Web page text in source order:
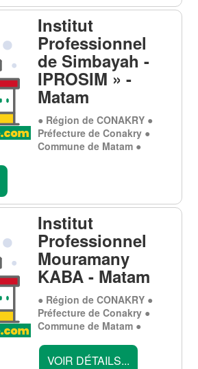
Institut
Professionnel
de Simbayah -
IPROSIM » -
Matam
● Région de CONAKRY ●
Préfecture de Conakry ●
Commune de Matam ●
Institut
Professionnel
Mouramany
KABA - Matam
● Région de CONAKRY ●
Préfecture de Conakry ●
Commune de Matam ●
VOIR DÉTAILS...